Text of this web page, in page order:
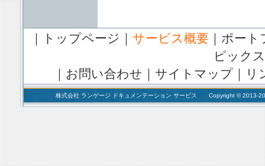
｜ トップページ ｜ サービス概要｜ ポート
ピックス
｜ お問い合わせ ｜ サイトマップ｜ リ
株式会社 ランゲージ ドキュメンテーション サービス Copyright © 2013-